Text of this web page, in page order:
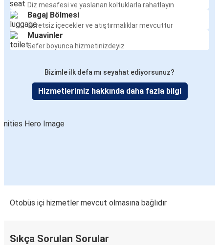
Diz mesafesi ve yaslanan koltuklarla rahatlayın
Bagaj Bölmesi
Ücretsiz içecekler ve atıştırmalıklar mevcuttur
Muavinler
Sefer boyunca hizmetinizdeyiz
Bizimle ilk defa mı seyahat ediyorsunuz?
Hizmetlerimiz hakkında daha fazla bilgi
Otobüs içi hizmetler mevcut olmasına bağlıdır
Sıkça Sorulan Sorular